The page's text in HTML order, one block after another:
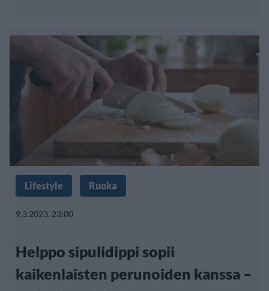
Lifestyle Ruoka
9.3.2023, 23:00
Helppo sipulidippi sopii
kaikenlaisten perunoiden kanssa –